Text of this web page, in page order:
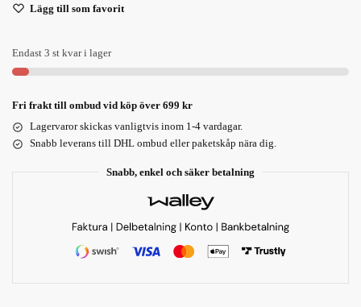
Lägg till som favorit
Endast 3 st kvar i lager
Fri frakt till ombud vid köp över 699 kr
Lagervaror skickas vanligtvis inom 1-4 vardagar.
Snabb leverans till DHL ombud eller paketskåp nära dig.
Snabb, enkel och säker betalning